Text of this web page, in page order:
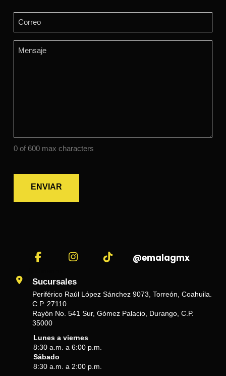
Email
(Required)
Comments
0 of 600 max characters
@emalagmx
Sucursales
Periférico Raúl López Sánchez 9073, Torreón, Coahuila.
C.P. 27110
Rayón No. 541 Sur, Gómez Palacio, Durango, C.P.
35000
Lunes a viernes
8:30 a.m. a 6:00 p.m.
Sábado
8:30 a.m. a 2:00 p.m.